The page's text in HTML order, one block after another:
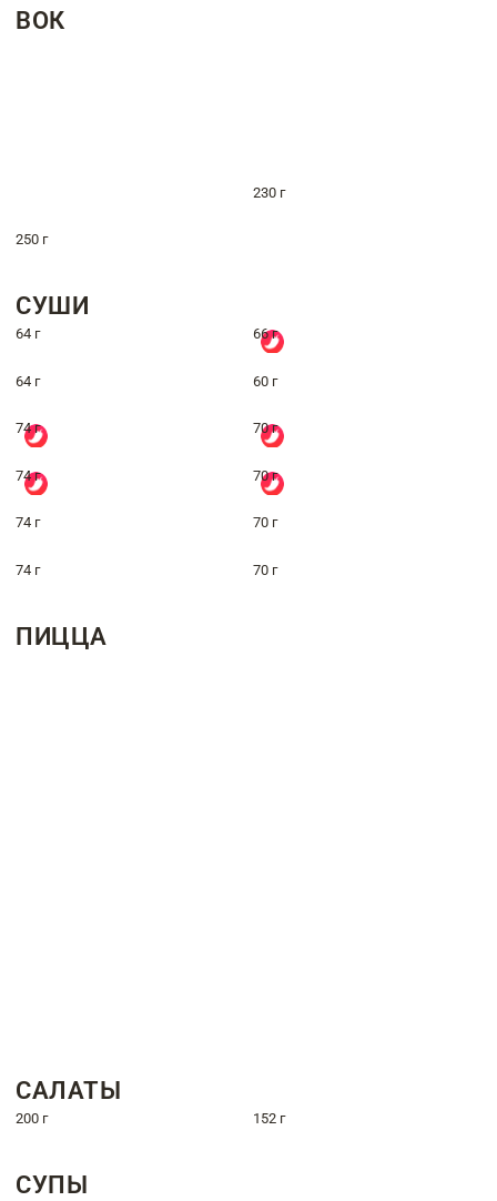
ВОК
230 г
250 г
СУШИ
64 г 66 г
64 г 60 г
74 г 70 г
74 г 70 г
74 г 70 г
74 г 70 г
ПИЦЦА
САЛАТЫ
200 г 152 г
СУПЫ